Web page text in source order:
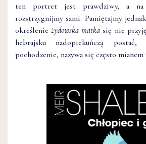
ten portret jest prawdziwy, a na
rozstrzygnijmy sami. Pamiętajmy
określenieżydowska matka się nie
hebrajsku nadopiekuńczą
pochodzenie, nazywa się często mianem